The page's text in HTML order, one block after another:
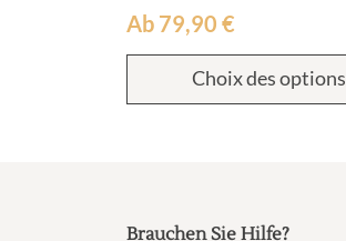
Ab 79,90 €
Choix des options
Brauchen Sie Hilfe?